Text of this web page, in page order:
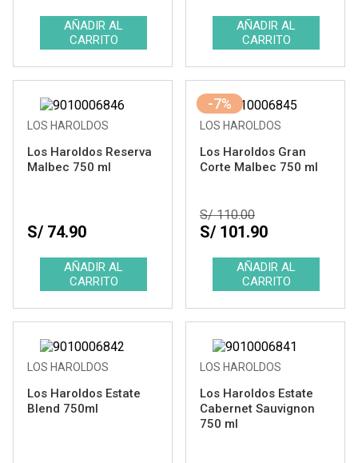
LOS HAROLDOS
Los Haroldos Reserva
Malbec 750 ml
S/ 74.90
-7%
LOS HAROLDOS
Los Haroldos Gran
Corte Malbec 750 ml
S/ 110.00
S/ 101.90
LOS HAROLDOS
Los Haroldos Estate
Blend 750ml
LOS HAROLDOS
Los Haroldos Estate
Cabernet Sauvignon
750 ml